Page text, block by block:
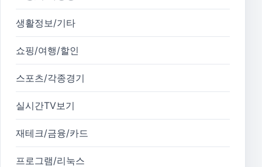
생활정보/기타
쇼핑/여행/할인
스포츠/각종경기
실시간TV보기
재테크/금융/카드
프로그램/리눅스